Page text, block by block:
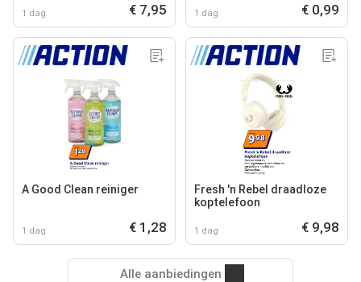
1 dag € 7,95 1 dag € 0,99
A Good Clean reiniger
1 dag € 1,28
Fresh 'n Rebel draadloze
koptelefoon
1 dag € 9,98
Alle aanbiedingen